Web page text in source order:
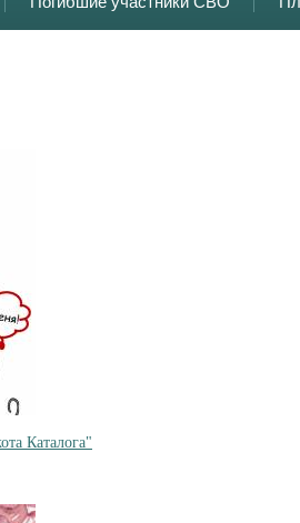
Каталога"